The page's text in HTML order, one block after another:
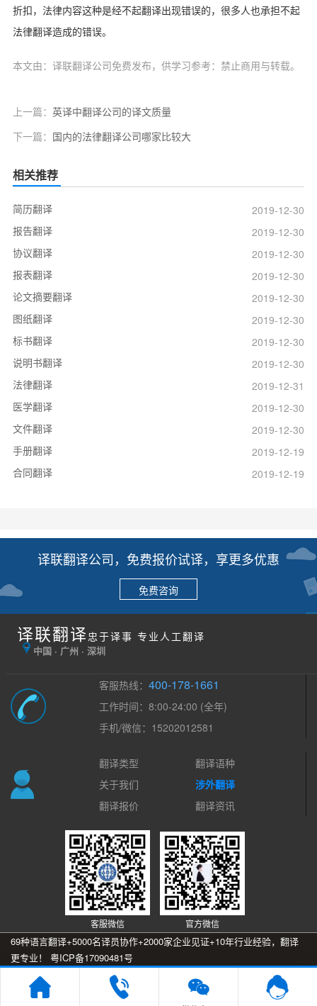
折扣，法律内容这种是经不起翻译出现错误的，很多人也承担不起
法律翻译造成的错误。
本文由：译联翻译公司免费发布，供学习参考：禁止商用与转载。
上一篇： 英译中翻译公司的译文质量
下一篇： 国内的法律翻译公司哪家比较大
相关推荐
简历翻译
2019-12-30
报告翻译
2019-12-30
协议翻译
2019-12-30
报表翻译
2019-12-30
论文摘要翻译
2019-12-30
图纸翻译
2019-12-30
标书翻译
2019-12-30
说明书翻译
2019-12-30
法律翻译
2019-12-31
医学翻译
2019-12-30
文件翻译
2019-12-30
手册翻译
2019-12-19
合同翻译
2019-12-19
译联翻译公司，免费报价试译，享更多优惠
免费咨询

译联翻译 忠于译事 专业人工翻译
中国 · 广州 · 深圳
客服热线：400-178-1661
工作时间：8:00-24:00 (全年)
手机/微信：15202012581
翻译类型
翻译语种
关于我们
涉外翻译
翻译报价
翻译资讯
客服微信 官方微信
69种语言翻译+5000名译员协作+2000家企业见证+10年行业经验，翻译
更专业！ 粤ICP备17090481号